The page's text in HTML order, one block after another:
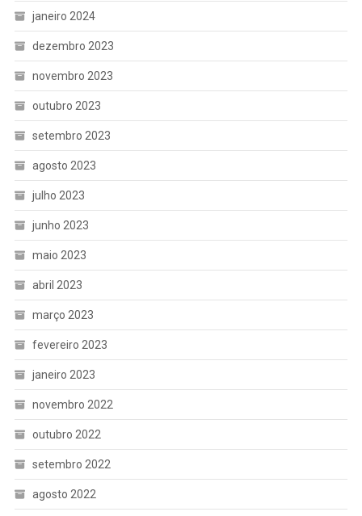
janeiro 2024
dezembro 2023
novembro 2023
outubro 2023
setembro 2023
agosto 2023
julho 2023
junho 2023
maio 2023
abril 2023
março 2023
fevereiro 2023
janeiro 2023
novembro 2022
outubro 2022
setembro 2022
agosto 2022